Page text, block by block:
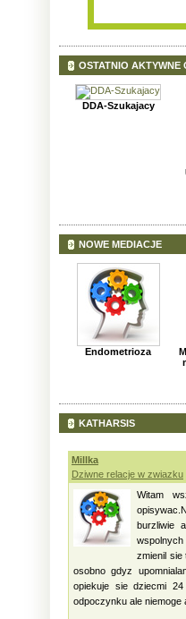
OSTATNIO AKTYWNE
DDA-Szukajacy
NOWE MEDIACJE
Endometrioza
KATHARSIS
Millka
Dziwne relacje w zwiazku
Witam
burzliwie
zmienil sie
osobno gdyz
opiekuje sie dziecmi
odpoczynku ale niemoge